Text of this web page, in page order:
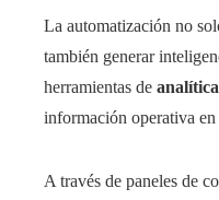
La automatización no
también generar
herramientas de
información operativa
A través de paneles de